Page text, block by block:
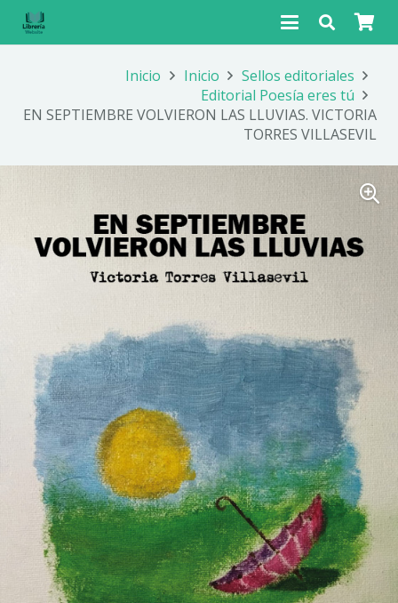
Inicio Inicio
Sellos editoriales
Editorial Poesía eres tú
EN SEPTIEMBRE VOLVIERON LAS LLUVIAS. VICTORIA
TORRES VILLASEVIL